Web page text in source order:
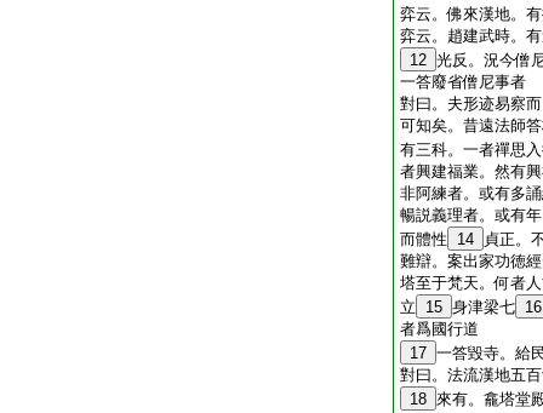
弈云。佛來漢地。
弈云。趙建武時。
12 光反。況今僧
一答廢省僧尼事者
對曰。夫形迹易察
可知矣。昔遠法師
有三科。一者禪思
者興建福業。然有
非阿練者。或有多
暢説義理者。或有
而體性
14
貞正。
難辯。案出家功徳
塔至于梵天。何者
立
15 身津梁七 16
者爲國行道
17 一答毀寺。給
對曰。法流漢地五
18 來有。龕塔堂